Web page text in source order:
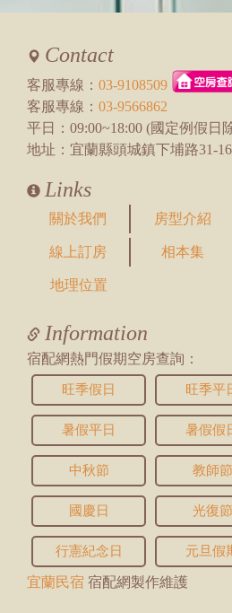
議自備HDMI線，我
訪客：
Amy
主題：
加床相關問題
內容：
私密留言，只有版主
回覆：
7位考量住宿品質會
若您一樣兩間客房包
告知想加哪裡就可以
Sean
主題：
詢問6人房照片
照片 請問6人房要怎
變六人房，雙人房也
房，謝謝您
訪客：
C
主題：
陽台
內容：
請問陽台跟露台是可
回覆：
您好，可以喔
訪客：
張
主題：
寄放行李
內容：
請問如果入住當天提
14:00），可以先把
Contact
客服專線： 03-9108509
客服專線： 03-9566862
平日：09:00~18:00 (國定例假日
地址：宜蘭縣頭城鎮下埔路31-
Links
關於我們 房型介紹
線上訂房 相本集
地理位置
Information
宿配網熱門假期空房查詢：
旺季假日 旺季平
暑假平日 暑假假
中秋節 教師節
國慶日 光復節
行憲紀念日 元旦假
宜蘭民宿 宿配網製作維護